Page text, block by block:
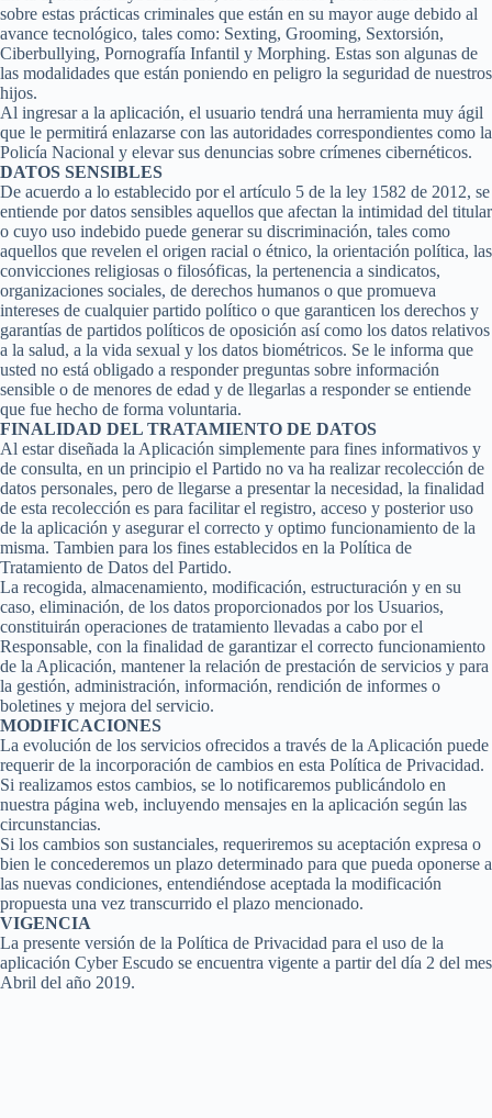
sobre estas prácticas criminales que están en su mayor auge debido al
avance tecnológico, tales como: Sexting, Grooming, Sextorsión,
Ciberbullying, Pornografía Infantil y Morphing. Estas son algunas de
las modalidades que están poniendo en peligro la seguridad de nuestros
hijos.
Al ingresar a la aplicación, el usuario tendrá una herramienta muy ágil
que le permitirá enlazarse con las autoridades correspondientes como la
Policía Nacional y elevar sus denuncias sobre crímenes cibernéticos.
DATOS SENSIBLES
De acuerdo a lo establecido por el artículo 5 de la ley 1582 de 2012, se
entiende por datos sensibles aquellos que afectan la intimidad del titular
o cuyo uso indebido puede generar su discriminación, tales como
aquellos que revelen el origen racial o étnico, la orientación política, las
convicciones religiosas o filosóficas, la pertenencia a sindicatos,
organizaciones sociales, de derechos humanos o que promueva
intereses de cualquier partido político o que garanticen los derechos y
garantías de partidos políticos de oposición así como los datos relativos
a la salud, a la vida sexual y los datos biométricos. Se le informa que
usted no está obligado a responder preguntas sobre información
sensible o de menores de edad y de llegarlas a responder se entiende
que fue hecho de forma voluntaria.
FINALIDAD DEL TRATAMIENTO DE DATOS
Al estar diseñada la Aplicación simplemente para fines informativos y
de consulta, en un principio el Partido no va ha realizar recolección de
datos personales, pero de llegarse a presentar la necesidad, la finalidad
de esta recolección es para facilitar el registro, acceso y posterior uso
de la aplicación y asegurar el correcto y optimo funcionamiento de la
misma. Tambien para los fines establecidos en la Política de
Tratamiento de Datos del Partido.
La recogida, almacenamiento, modificación, estructuración y en su
caso, eliminación, de los datos proporcionados por los Usuarios,
constituirán operaciones de tratamiento llevadas a cabo por el
Responsable, con la finalidad de garantizar el correcto funcionamiento
de la Aplicación, mantener la relación de prestación de servicios y para
la gestión, administración, información, rendición de informes o
boletines y mejora del servicio.
MODIFICACIONES
La evolución de los servicios ofrecidos a través de la Aplicación puede
requerir de la incorporación de cambios en esta Política de Privacidad.
Si realizamos estos cambios, se lo notificaremos publicándolo en
nuestra página web, incluyendo mensajes en la aplicación según las
circunstancias.
Si los cambios son sustanciales, requeriremos su aceptación expresa o
bien le concederemos un plazo determinado para que pueda oponerse a
las nuevas condiciones, entendiéndose aceptada la modificación
propuesta una vez transcurrido el plazo mencionado.
VIGENCIA
La presente versión de la Política de Privacidad para el uso de la
aplicación Cyber Escudo se encuentra vigente a partir del día 2 del mes
Abril del año 2019.